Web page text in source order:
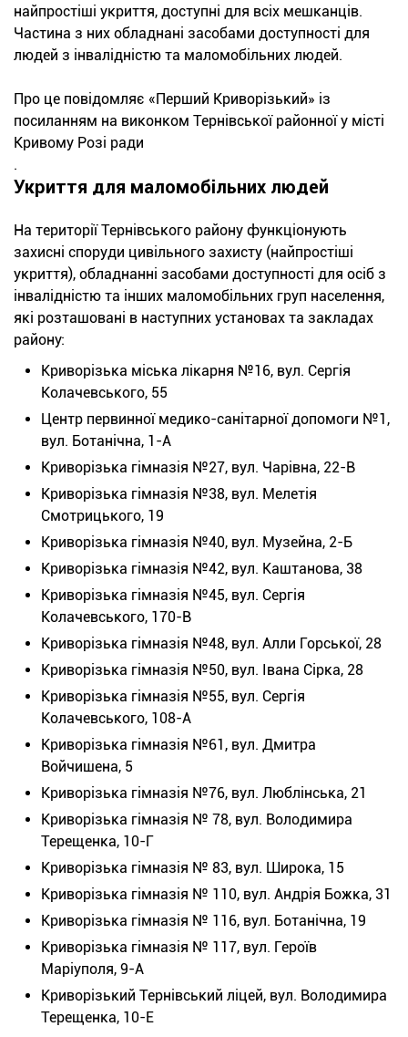
найпростіші укриття, доступні для всіх мешканців.
Частина з них обладнані засобами доступності для
людей з інвалідністю та маломобільних людей.
Про це повідомляє «Перший Криворізький» із
посиланням на виконком Тернівської районної у місті
Кривому Розі ради
.
Укриття для маломобільних людей
На території Тернівського району функціонують
захисні споруди цивільного захисту (найпростіші
укриття), обладнанні засобами доступності для осіб з
інвалідністю та інших маломобільних груп населення,
які розташовані в наступних установах та закладах
району:
Криворізька міська лікарня №16, вул. Сергія
Колачевського, 55
Центр первинної медико-санітарної допомоги №1,
вул. Ботанічна, 1-А
Криворізька гімназія №27, вул. Чарівна, 22-В
Криворізька гімназія №38, вул. Мелетія
Смотрицького, 19
Криворізька гімназія №40, вул. Музейна, 2-Б
Криворізька гімназія №42, вул. Каштанова, 38
Криворізька гімназія №45, вул. Сергія
Колачевського, 170-В
Криворізька гімназія №48, вул. Алли Горської, 28
Криворізька гімназія №50, вул. Івана Сірка, 28
Криворізька гімназія №55, вул. Сергія
Колачевського, 108-А
Криворізька гімназія №61, вул. Дмитра
Войчишена, 5
Криворізька гімназія №76, вул. Люблінська, 21
Криворізька гімназія № 78, вул. Володимира
Терещенка, 10-Г
Криворізька гімназія № 83, вул. Широка, 15
Криворізька гімназія № 110, вул. Андрія Божка, 31
Криворізька гімназія № 116, вул. Ботанічна, 19
Криворізька гімназія № 117, вул. Героїв
Маріуполя, 9-А
Криворізький Тернівський ліцей, вул. Володимира
Терещенка, 10-Е